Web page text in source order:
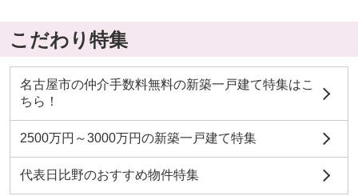
こだわり特集
名古屋市の仲介手数料無料の新築一戸建て特集はこ
ちら！
2500万円～3000万円の新築一戸建て特集
代表日比野のおすすめ物件特集